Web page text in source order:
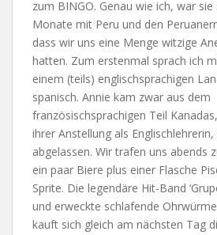
zum BINGO. Genau wie ich, war
Monate mit Peru und den
dass wir uns eine Menge witzige
hatten. Zum erstenmal sprach ich
einem (teils) englischsprachigen
spanisch. Annie kam zwar aus dem
französischsprachigen Teil
ihrer Anstellung als
abgelassen. Wir trafen uns abends
ein paar Biere plus einer Flasche
Sprite. Die legendäre Hit-Band
und erweckte schlafende
kauft sich gleich am nächsten Tag